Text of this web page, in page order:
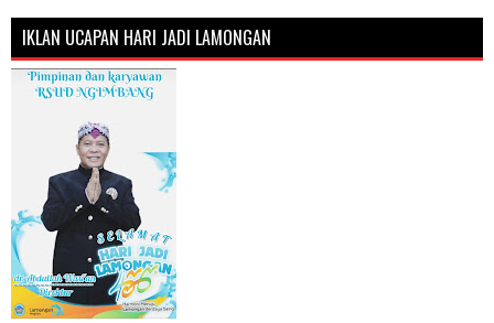
IKLAN UCAPAN HARI JADI LAMONGAN